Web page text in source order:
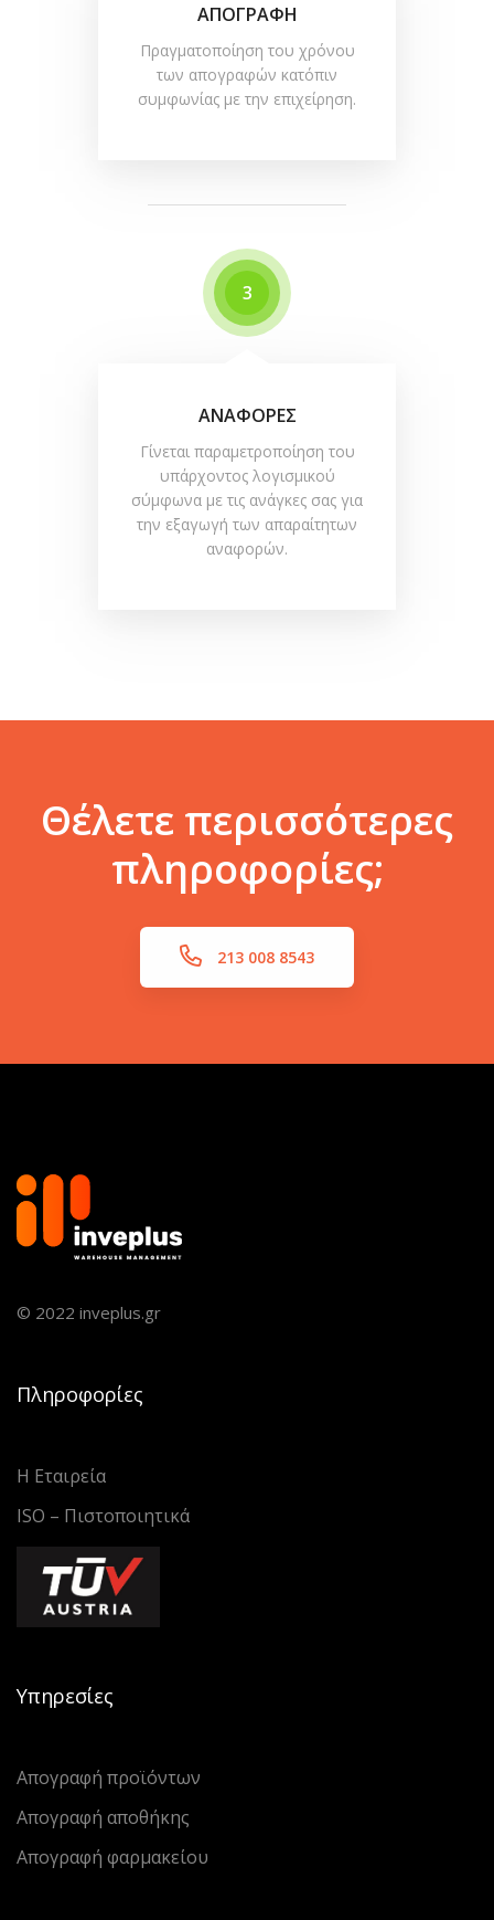
ΑΠΟΓΡΑΦΗ
Πραγματοποίηση του χρόνου
των απογραφών κατόπιν
συμφωνίας με την επιχείρηση.
3
ΑΝΑΦΟΡΕΣ
Γίνεται παραμετροποίηση του
υπάρχοντος λογισμικού
σύμφωνα με τις ανάγκες σας για
την εξαγωγή των απαραίτητων
αναφορών.
Θέλετε περισσότερες
πληροφορίες;
213 008 8543
© 2022 inveplus.gr
Πληροφορίες
Η Εταιρεία
ISO – Πιστοποιητικά
Υπηρεσίες
Απογραφή προϊόντων
Απογραφή αποθήκης
Απογραφή φαρμακείου